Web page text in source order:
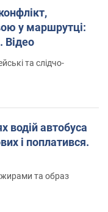
у маршрутці:
Відео
та слідчо-
водій автобуса
і поплатився.
та образ